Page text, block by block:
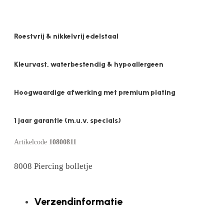
Roestvrij & nikkelvrij edelstaal
Kleurvast, waterbestendig & hypoallergeen
Hoogwaardige afwerking met premium plating
1 jaar garantie (m.u.v. specials)
Artikelcode 10800811
8008 Piercing bolletje
Verzendinformatie